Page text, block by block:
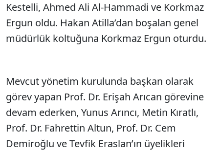
Kestelli, Ahmed Ali Al-Hammadi ve Korkmaz
Ergun oldu. Hakan Atilla’dan boşalan genel
müdürlük koltuğuna Korkmaz Ergun oturdu.
Mevcut yönetim kurulunda başkan olarak
görev yapan Prof. Dr. Erişah Arıcan görevine
devam ederken, Yunus Arıncı, Metin Kıratlı,
Prof. Dr. Fahrettin Altun, Prof. Dr. Cem
Demiroğlu ve Tevfik Eraslan’ın üyelikleri